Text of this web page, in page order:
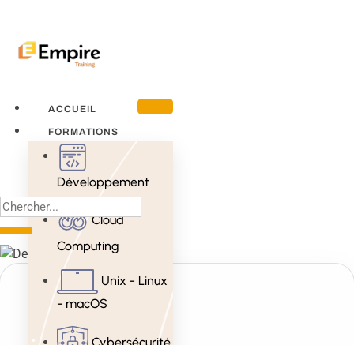
ACCUEIL
FORMATIONS
Développement
Cloud
Computing
Unix - Linux
- macOS